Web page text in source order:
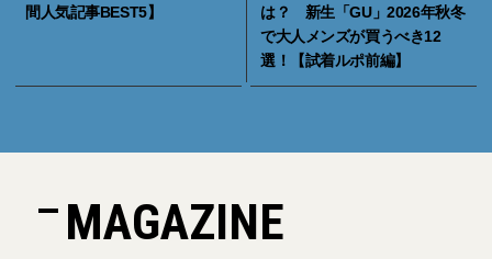
間人気記事BEST5】
は？ 新生「GU」2026年秋冬
で大人メンズが買うべき12
選！【試着ルポ前編】
MAGAZINE